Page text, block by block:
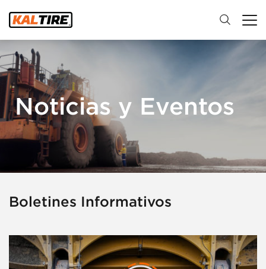
Noticias y Eventos
Boletines Informativos